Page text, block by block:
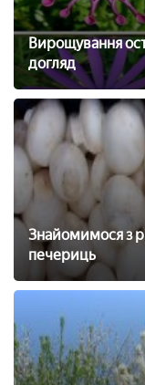
Вирощування
догляд
Знайомимося з
печериць